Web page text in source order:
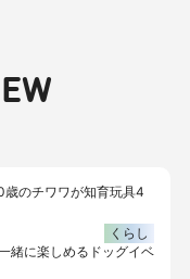
歳のチワワが知育玩具4
くらし
緒に楽しめるドッグイベ